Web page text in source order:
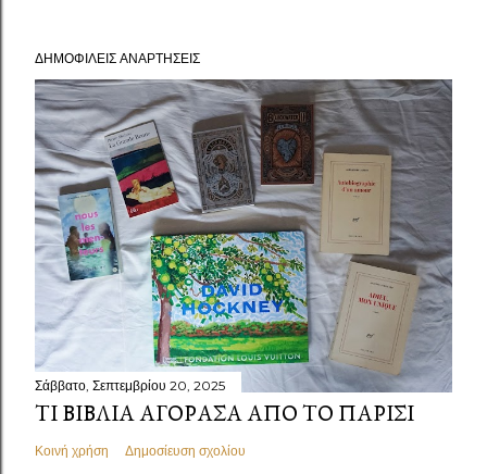
ΔΗΜΟΦΙΛΕΊΣ ΑΝΑΡΤΉΣΕΙΣ
Σάββατο, Σεπτεμβρίου 20, 2025
ΤΙ ΒΙΒΛΊΑ ΑΓΌΡΑΣΑ ΑΠΌ ΤΟ ΠΑΡΊΣΙ
Κοινή χρήση Δημοσίευση σχολίου